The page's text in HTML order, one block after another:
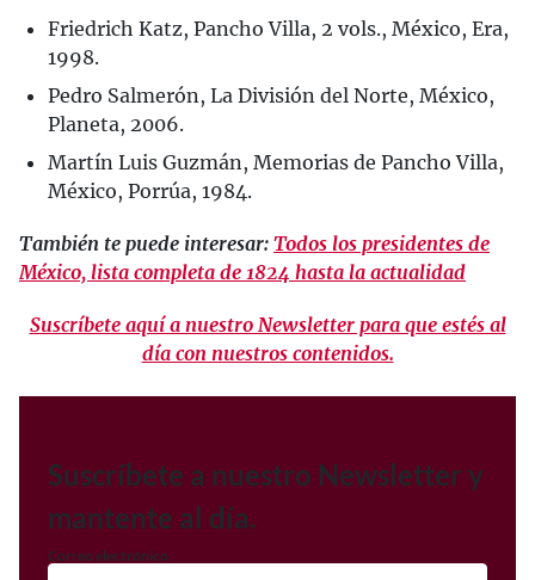
Friedrich Katz, Pancho Villa, 2 vols., México, Era,
1998.
Pedro Salmerón, La División del Norte, México,
Planeta, 2006.
Martín Luis Guzmán, Memorias de Pancho Villa,
México, Porrúa, 1984.
También te puede interesar: Todos los presidentes de
México, lista completa de 1824 hasta la actualidad
Suscríbete aquí a nuestro Newsletter para que estés al
día con nuestros contenidos.
Suscríbete a nuestro Newsletter y
mantente al día.
Correo electrónico